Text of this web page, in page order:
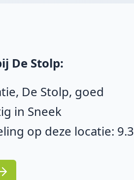
De Stolp:
De Stolp, goed
in Sneek
op deze locatie: 9.3